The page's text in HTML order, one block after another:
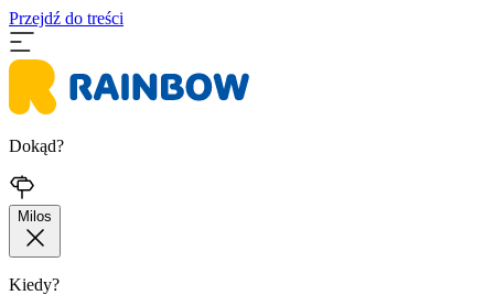
Przejdź do treści
Dokąd?
Milos
Kiedy?